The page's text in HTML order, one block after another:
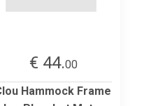
€ 44.00
Hammock Frame